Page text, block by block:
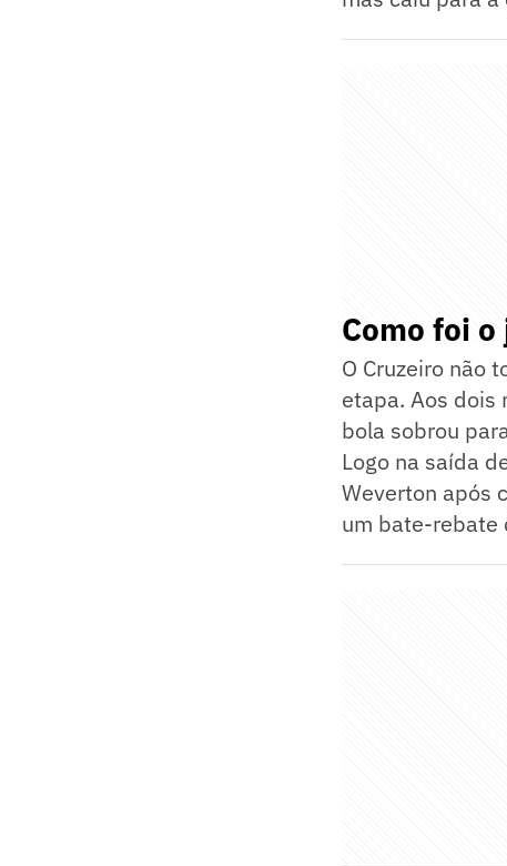
Como foi o
O Cruzeiro não
etapa. Aos dois
bola sobrou
Logo na saída
Weverton após
um bate-rebate